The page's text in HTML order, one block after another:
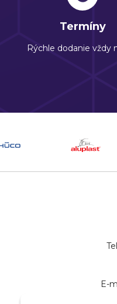
Termíny
Rýchle dodanie vždy
E-